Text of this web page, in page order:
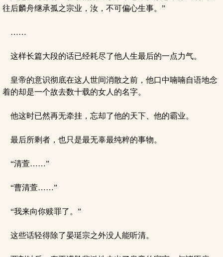
往后麟舟继承孤之宗业，汝，不可偏心生事。”
……
这样长篇大段的话已经耗尽了他人生最后的一点力气。
皇帝的意识彻底在这人世间消散之前，他口中喃喃自语地念
着的却是一个故去数十载的女人的名字。
他这时已然再无牵挂，忘却了他的天下、他的霸业。
最后所剩者，也只是最无辜最纯粹的事物。
“清萱……”
“曹清萱……”
“我来向你赎罪了。”
这些话轻得除了晏珽宗之外没人能听清。